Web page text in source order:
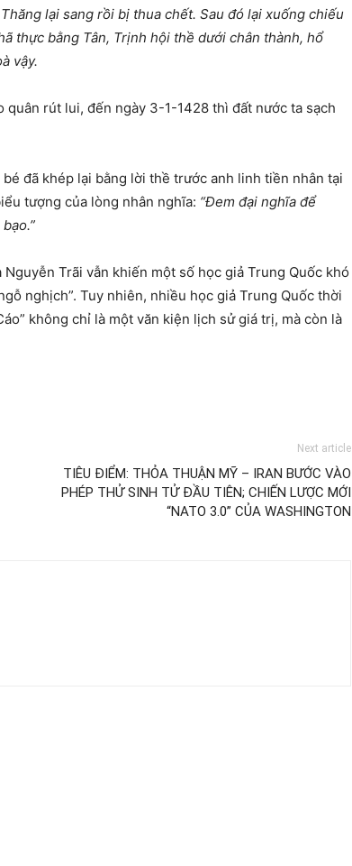
lại sang rồi bị thua chết. Sau đó lại xuống chiếu
thực bằng Tân, Trịnh hội thề dưới chân thành, hổ
vậy.
quân rút lui, đến ngày 3-1-1428 thì đất nước ta sạch
đã khép lại bằng lời thề trước anh linh tiền nhân tại
tượng của lòng nhân nghĩa: “Đem đại nghĩa để
Nguyễn Trãi vẫn khiến một số học giả Trung Quốc khó
nghịch”. Tuy nhiên, nhiều học giả Trung Quốc thời
không chỉ là một văn kiện lịch sử giá trị, mà còn là
Next article
TIÊU ĐIỂM: THỎA THUẬN MỸ – IRAN BƯỚC VÀO
PHÉP THỬ SINH TỬ ĐẦU TIÊN; CHIẾN LƯỢC MỚI
“NATO 3.0” CỦA WASHINGTON